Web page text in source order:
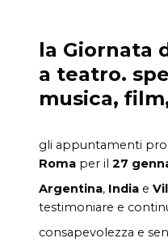
la Giornata
a teatro.
musica,
gli appuntamenti
Roma per il 27
Argentina, India e
testimoniare e
consapevolezza e